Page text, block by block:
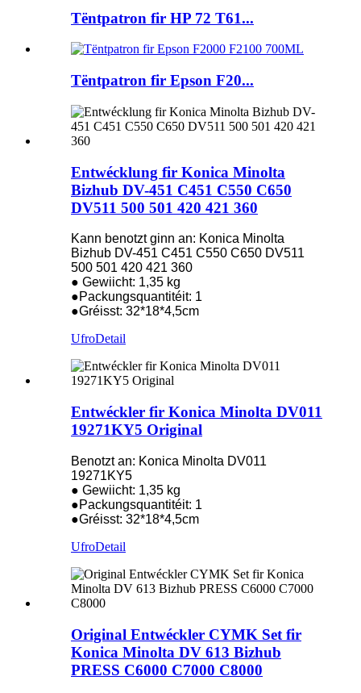
Tëntpatron fir HP 72 T61...
Tëntpatron fir Epson F20...
Entwécklung fir Konica Minolta
Bizhub DV-451 C451 C550 C650
DV511 500 501 420 421 360
Kann benotzt ginn an: Konica Minolta
Bizhub DV-451 C451 C550 C650 DV511
500 501 420 421 360
● Gewiicht: 1,35 kg
●Packungsquantitéit: 1
●Gréisst: 32*18*4,5cm
UfroDetail
Entwéckler fir Konica Minolta DV011
19271KY5 Original
Benotzt an: Konica Minolta DV011
19271KY5
● Gewiicht: 1,35 kg
●Packungsquantitéit: 1
●Gréisst: 32*18*4,5cm
UfroDetail
Original Entwéckler CYMK Set fir
Konica Minolta DV 613 Bizhub
PRESS C6000 C7000 C8000